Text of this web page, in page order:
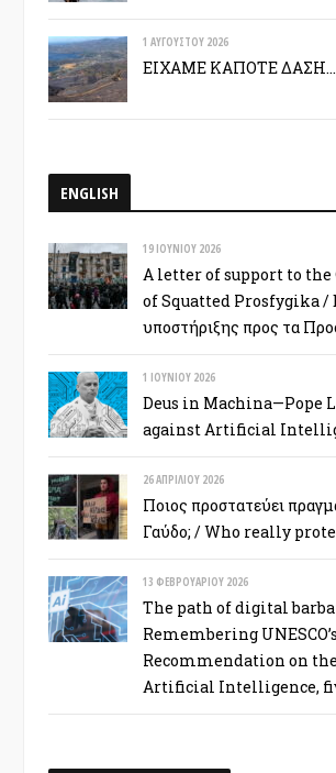
1 ΑΥΓΟΎΣΤΟΥ 2026
ΕΙΧΑΜΕ ΚΑΠΟΤΕ ΔΑΣΗ…
ENGLISH
19 ΙΟΥΝΊΟΥ 2026
A letter of support to
of Squatted Prosfygika /
υποστήριξης προς τα
1 ΙΟΥΝΊΟΥ 2026
Deus in Machina—Pope
against Artificial
26 ΑΠΡΙΛΊΟΥ 2026
Ποιος προστατεύει
Γαύδο; / Who really
13 ΦΕΒΡΟΥΑΡΊΟΥ 2026
The path of digital
Remembering UNESCO’s
Recommendation on
Artificial Intelligence,